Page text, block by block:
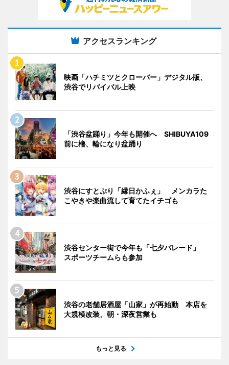
アクセスランキング
映画「ハチミツとクローバー」デジタル版、
渋谷でリバイバル上映
「渋谷盆踊り」今年も開催へ SHIBUYA109
前に櫓、輪になり盆踊り
渋谷にすとぷり「縁日かふぇ」 メンカラた
こやきや楽曲流して育てたイチゴも
渋谷センター街で今年も「七夕パレード」
スポーツチームらも参加
渋谷の老舗居酒屋「山家」が再始動 本店を
大規模改装、朝・深夜営業も
もっと見る